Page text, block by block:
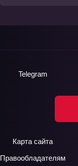
Telegram
Карта сайта
Правообладателям